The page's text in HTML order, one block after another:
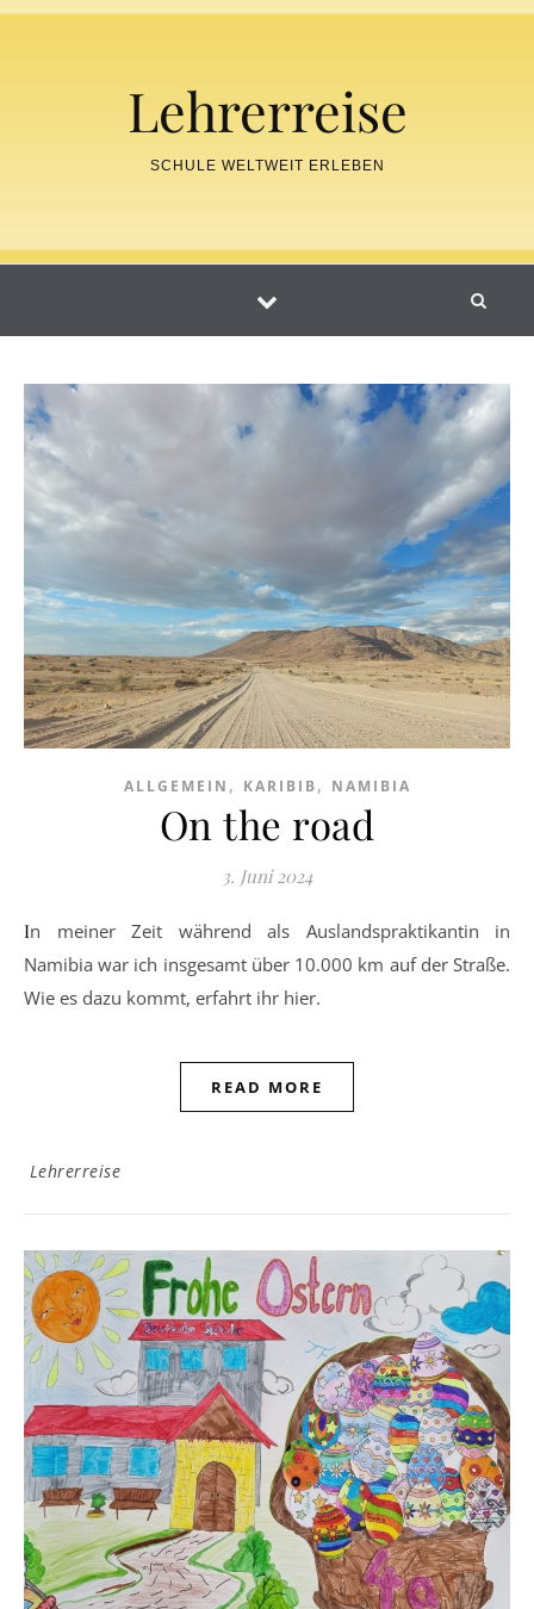
Skip to content
Lehrerreise
SCHULE WELTWEIT ERLEBEN
ALLGEMEIN , KARIBIB, NAMIBIA
On the road
3. Juni 2024
In meiner Zeit während als Auslandspraktikantin in
Namibia war ich insgesamt über 10.000 km auf der Straße.
Wie es dazu kommt, erfahrt ihr hier.
READ MORE
Lehrerreise